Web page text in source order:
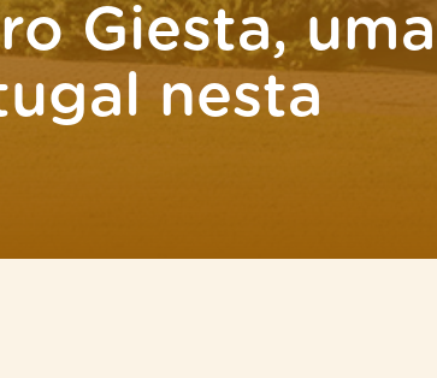
Giesta, uma
nesta